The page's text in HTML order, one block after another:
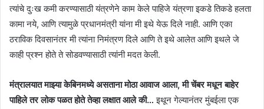
त्यांचे दुःख कमी करण्यासाठी यंत्रणेने काम केले पाहिजे यंत्रणा इकडे तिकडे हलता
कामा नये, आणि त्यामुळे प्रधानमंत्री यांना मी इथे येऊ दिले नाही. आणि एका
ठराविक दिवसानंतर मी त्यांना निमंत्रण दिले आणि ते इथे आलेत आणि इथले जे
काही प्रश्न होते ते सोडवण्यासाठी त्यांनी मदत केली.
मंत्रालयात माझ्या केबिनमध्ये असताना मोठा आवाज आला, मी चेंबर मधून बाहेर
पाहिले तर लोक पळत होते तेव्हा लक्षात आले की… इथून गेल्यानंतर मुंबईला एक